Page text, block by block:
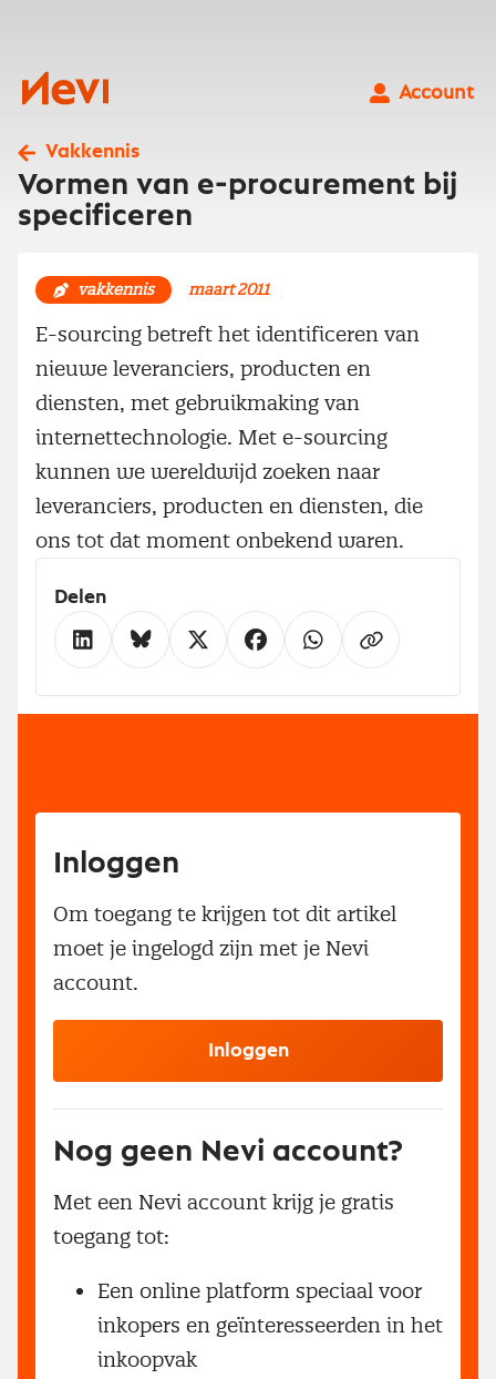
Nevi
Account
Vakkennis
Vormen van e-procurement bij
specificeren
vakkennis maart 2011
E-sourcing betreft het identificeren van
nieuwe leveranciers, producten en
diensten, met gebruikmaking van
internettechnologie. Met e-sourcing
kunnen we wereldwijd zoeken naar
leveranciers, producten en diensten, die
ons tot dat moment onbekend waren.
Delen
Inloggen
Om toegang te krijgen tot dit artikel
moet je ingelogd zijn met je Nevi
account.
Inloggen
Nog geen Nevi account?
Met een Nevi account krijg je gratis
toegang tot:
Een online platform speciaal voor
inkopers en geïnteresseerden in het
inkoopvak